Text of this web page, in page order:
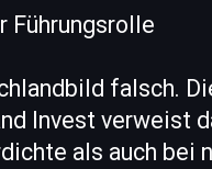
Führungsrolle
falsch.
Invest verweist
als auch bei